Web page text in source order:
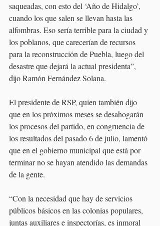
saqueadas, con esto del ‘Año de Hidalgo’,
cuando los que salen se llevan hasta las
alfombras. Eso sería terrible para la ciudad y
los poblanos, que carecerían de recursos
para la reconstrucción de Puebla, luego del
desastre que dejará la actual presidenta”,
dijo Ramón Fernández Solana.
El presidente de RSP, quien también dijo
que en los próximos meses se desahogarán
los procesos del partido, en congruencia de
los resultados del pasado 6 de julio, lamentó
que en el gobierno municipal que está por
terminar no se hayan atendido las demandas
de la gente.
“Con la necesidad que hay de servicios
públicos básicos en las colonias populares,
juntas auxiliares e inspectorías, es inmoral